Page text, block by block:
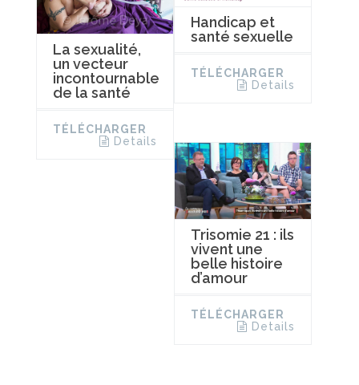
La sexualité,
un vecteur
incontournable
de la santé
TÉLÉCHARGER
Details
Handicap et
santé sexuelle
TÉLÉCHARGER
Details
Trisomie 21 : ils
vivent une
belle histoire
d’amour
TÉLÉCHARGER
Details